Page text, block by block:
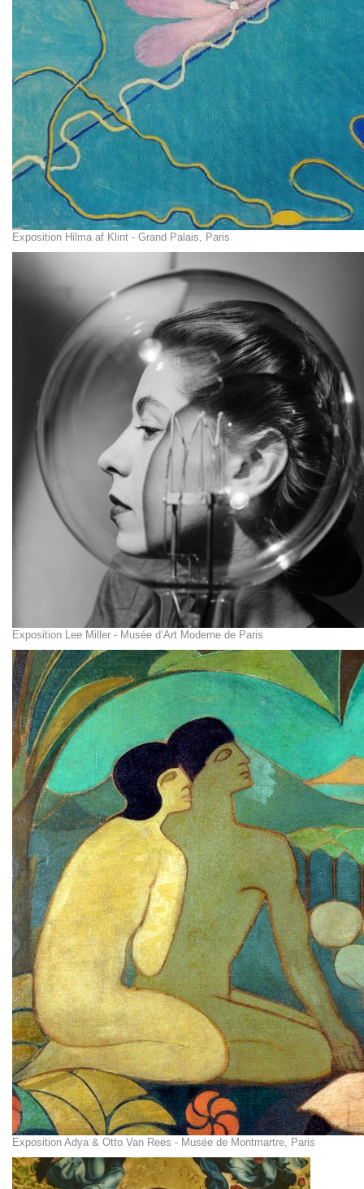
Exposition Hilma af Klint - Grand Palais, Paris
Exposition Lee Miller - Musée d’Art Moderne de Paris
Exposition Adya & Otto Van Rees - Musée de Montmartre, Paris